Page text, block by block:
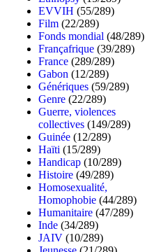
EVVIH (55/289)
Film (22/289)
Fonds mondial (48/289)
Françafrique (39/289)
France (289/289)
Gabon (12/289)
Génériques (59/289)
Genre (22/289)
Guerre, violences
collectives (149/289)
Guinée (12/289)
Haïti (15/289)
Handicap (10/289)
Histoire (49/289)
Homosexualité,
Homophobie (44/289)
Humanitaire (47/289)
Inde (34/289)
JAIV (10/289)